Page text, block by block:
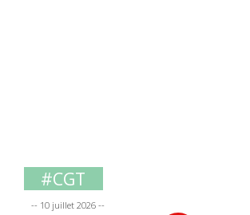
#CGT
-- 10 juillet 2026 --